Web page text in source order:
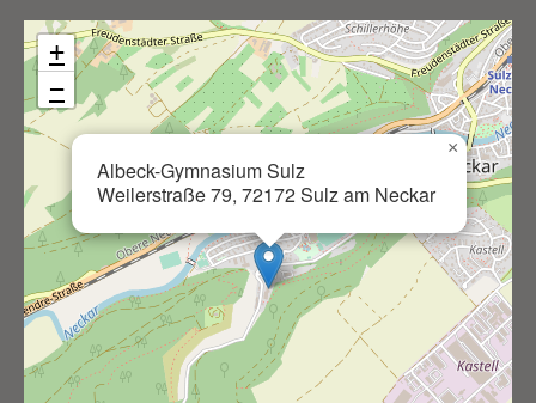
Albeck-Gymnasium Sulz
Weilerstraße 79, 72172 Sulz am Neckar
×
+
−